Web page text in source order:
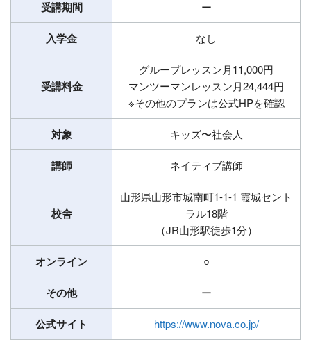
受講期間 ー
入学金 なし
受講料金
グループレッスン月11,000円
マンツーマンレッスン月24,444円
※その他のプランは公式HPを確認
対象 キッズ〜社会人
講師 ネイティブ講師
校舎
山形県山形市城南町1-1-1 霞城セント
ラル18階
（JR山形駅徒歩1分）
オンライン ○
その他 ー
公式サイト https://www.nova.co.jp/